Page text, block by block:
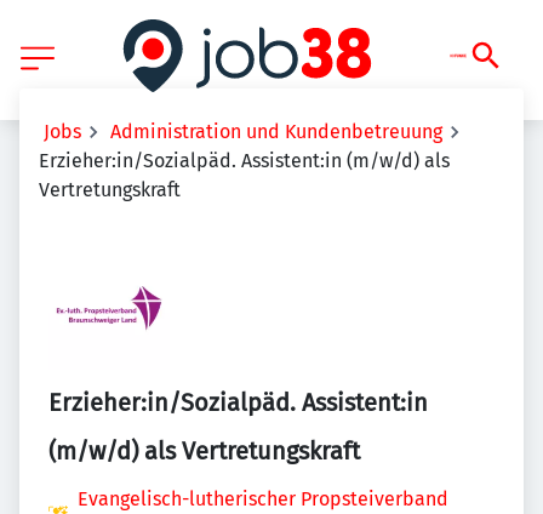
Jobs
Administration und Kundenbetreuung
Erzieher:in/Sozialpäd. Assistent:in (m/w/d) als
Vertretungskraft
Erzieher:in/Sozialpäd. Assistent:in
(m/w/d) als Vertretungskraft
Evangelisch-lutherischer Propsteiverband